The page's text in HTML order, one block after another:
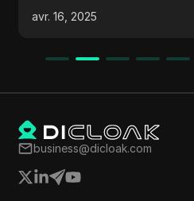
et expliquer comment
DICloak vous aident à
16, 2025
business@dicloak.com